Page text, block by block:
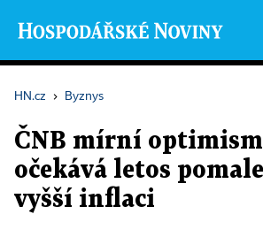
HN.cz › Byznys
ČNB mírní
očekává letos
vyšší inflaci